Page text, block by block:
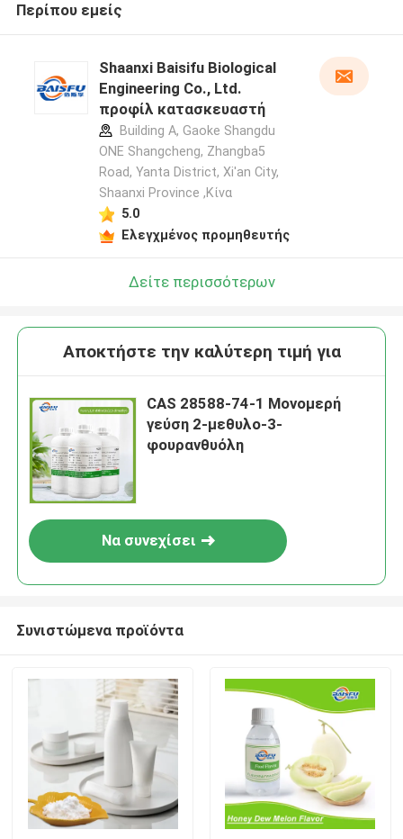
Σπίτι
Περίπου εμείς
Shaanxi Baisifu Biological
Engineering Co., Ltd.
προφίλ κατασκευαστή
Building A, Gaoke Shangdu
ONE Shangcheng, Zhangba5
Road, Yanta District, Xi'an City,
Shaanxi Province ,Κίνα
5.0
Ελεγχμένος προμηθευτής
Δείτε περισσότερων
Αποκτήστε την καλύτερη τιμή για
CAS 28588-74-1 Μονομερή
γεύση 2-μεθυλο-3-
φουρανθυόλη
Να συνεχίσει
Συνιστώμενα προϊόντα